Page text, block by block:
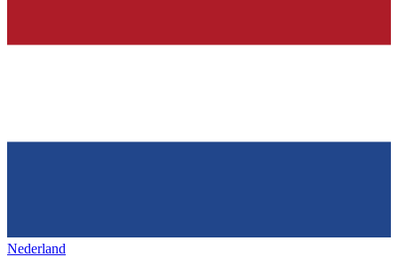
Nederland